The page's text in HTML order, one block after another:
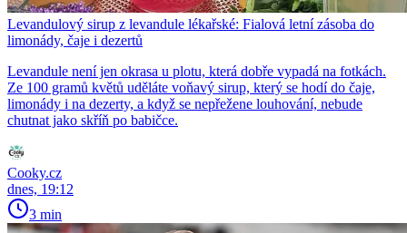
Levandulový sirup z levandule lékařské: Fialová letní zásoba do
limonády, čaje i dezertů
Levandule není jen okrasa u plotu, která dobře vypadá na fotkách.
Ze 100 gramů květů uděláte voňavý sirup, který se hodí do čaje,
limonády i na dezerty, a když se nepřežene louhování, nebude
chutnat jako skříň po babičce.
Cooky.cz
dnes, 19:12
3 min